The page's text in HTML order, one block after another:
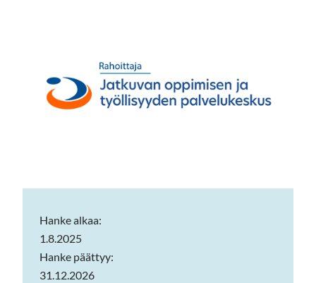
Hanke alkaa:
1.8.2025
Hanke päättyy:
31.12.2026